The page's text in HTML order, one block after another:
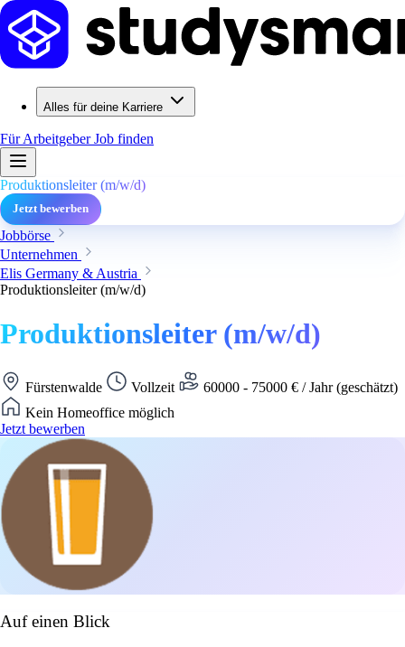
Alles für deine Karriere
Für ArbeitgeberJob finden
Produktionsleiter (m/w/d)
Jetzt bewerben
Jobbörse
Unternehmen
Elis Germany & Austria
Produktionsleiter (m/w/d)
Produktionsleiter (m/w/d)
Fürstenwalde Vollzeit
60000 - 75000 € / Jahr (geschätzt)
Kein Homeoffice möglich
Jetzt bewerben
Auf einen Blick